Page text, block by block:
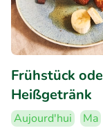
Frühstück
Heißgetränk
Aujourd'hui Ma